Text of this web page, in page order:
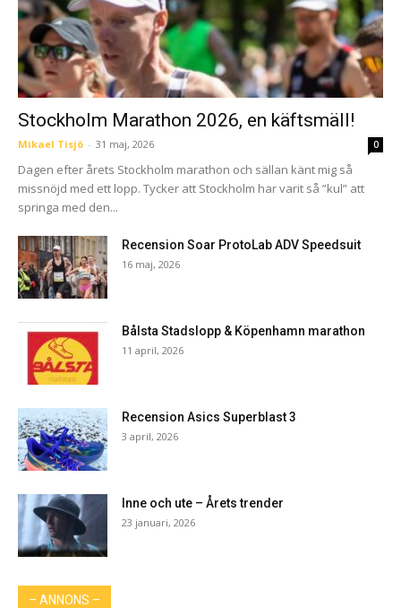
Stockholm Marathon 2026, en käftsmäll!
Mikael Tisjö - 31 maj, 2026 0
Dagen efter årets Stockholm marathon och sällan känt mig så
missnöjd med ett lopp. Tycker att Stockholm har varit så ”kul” att
springa med den...
Recension Soar ProtoLab ADV Speedsuit
16 maj, 2026
Bålsta Stadslopp & Köpenhamn marathon
11 april, 2026
Recension Asics Superblast 3
3 april, 2026
Inne och ute – Årets trender
23 januari, 2026
– ANNONS –